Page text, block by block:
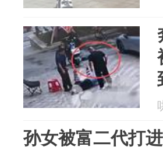
孙女被富二代打